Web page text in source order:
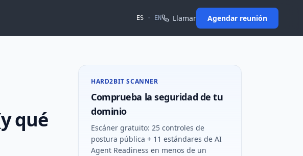
ES · EN Llamar Agendar reunión
qué
HARD2BIT SCANNER
Comprueba la seguridad de tu
dominio
Escáner gratuito: 25 controles de
postura pública + 11 estándares de AI
Agent Readiness en menos de un